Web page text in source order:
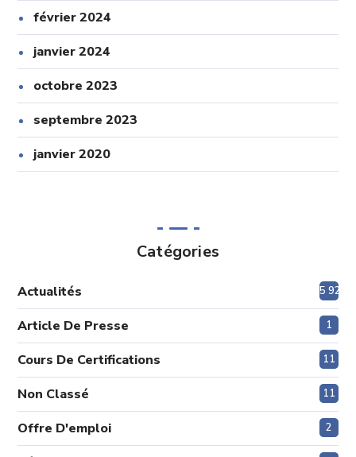
février 2024
janvier 2024
octobre 2023
septembre 2023
janvier 2020
Catégories
Actualités 5 920
Article De Presse 1
Cours De Certifications 11
Non Classé 11
Offre D'emploi 2